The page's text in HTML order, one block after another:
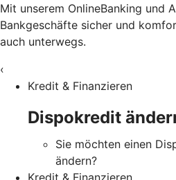
Mit unserem OnlineBanking und
Bankgeschäfte sicher und
auch unterwegs.
‹
Kredit & Finanzieren
Dispokredit
Sie möchten einen
ändern?
Kredit & Finanzieren